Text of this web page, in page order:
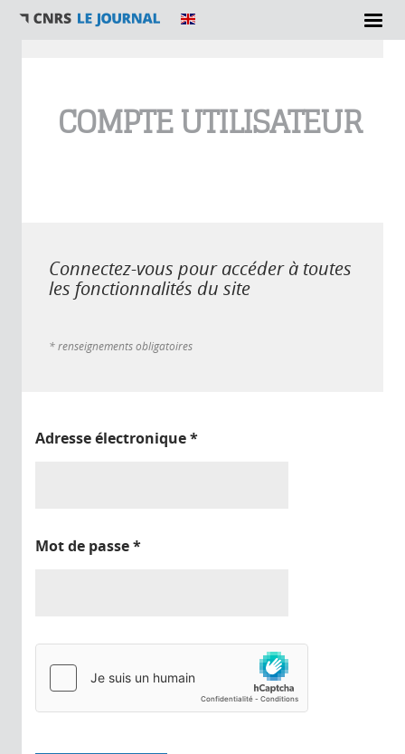
COMPTE UTILISATEUR
Connectez-vous pour accéder à toutes
les fonctionnalités du site
* renseignements obligatoires
Adresse électronique*
Mot de passe*